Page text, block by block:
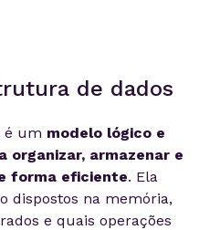
de dados
é um modelo lógico e
organizar, armazenar e
forma eficiente. Ela
dispostos na memória,
e quais operações